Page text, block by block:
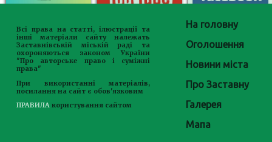
Всі права на статті, ілюстрації та
інші матеріали сайту належать
Заставнівській міській раді та
охороняються законом України
"Про авторське право і суміжні
права"
При використанні матеріалів,
посилання на сайт є обов'язковим
ПРАВИЛА користування сайтом
На головну
Оголошення
Новини міста
Про Заставну
Галерея
Мапа